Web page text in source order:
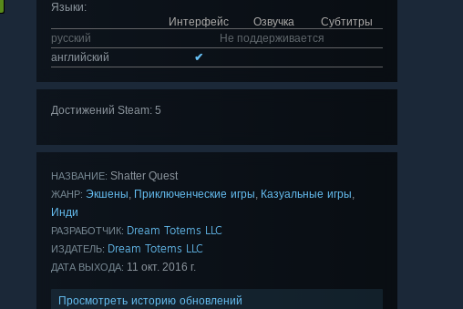
Языки:
Интерфейс
Озвучка
Субтитры
русский
Не поддерживается
английский
✔
Достижений Steam: 5
НАЗВАНИЕ: Shatter Quest
ЖАНР: Экшены, Приключенческие игры, Казуальные игры,
Инди
РАЗРАБОТЧИК: Dream Totems LLC
ИЗДАТЕЛЬ: Dream Totems LLC
ДАТА ВЫХОДА: 11 окт. 2016 г.
Просмотреть историю обновлений